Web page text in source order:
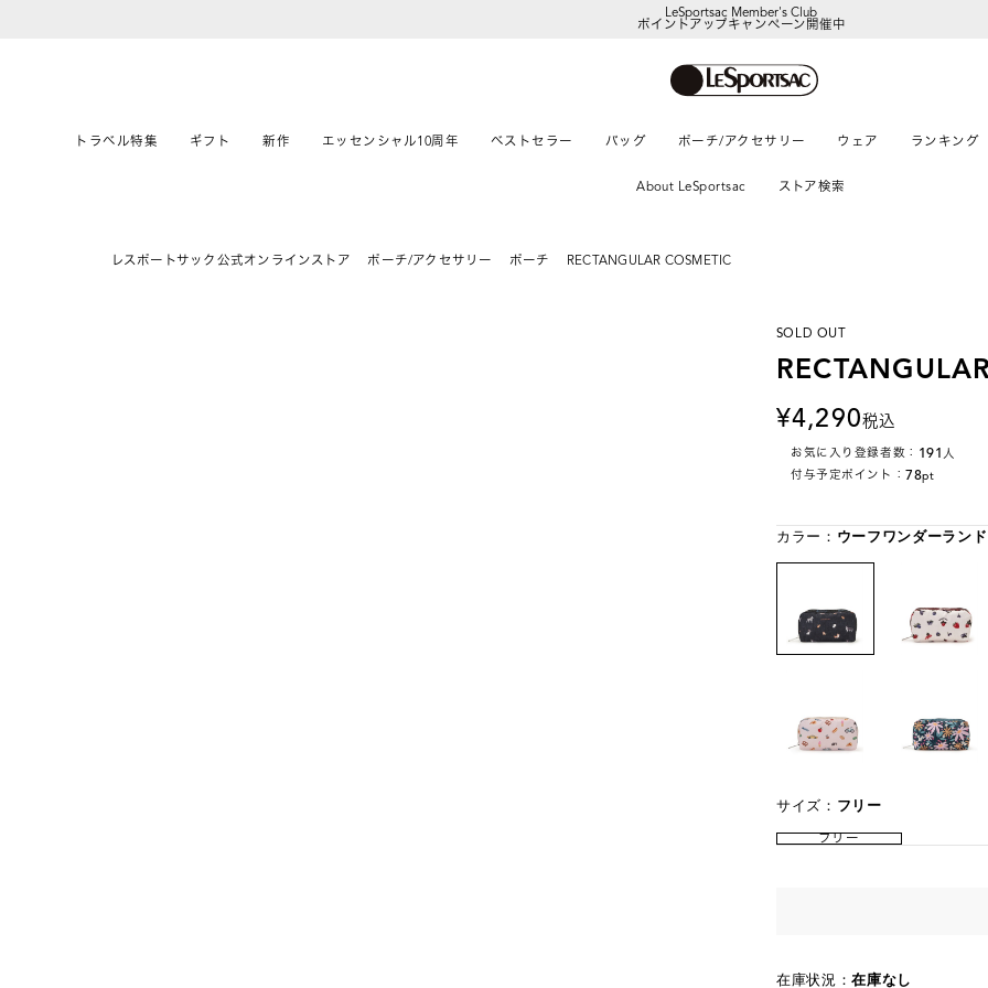
LeSportsac Member's Club
ポイントアップキャンペーン開催中
トラベル特集 ギフト 新作 エッセンシャル10周年 ベストセラー バッグ ポーチ/アクセサリー ウェア ランキング
About LeSportsac ストア検索
レスポートサック公式オンラインストア ポーチ/アクセサリー ポーチ RECTANGULAR COSMETIC
SOLD OUT
4,290税込
お気に入り登録者数： 191 人
付与予定ポイント：78pt
カラー： ウーフワンダーランド
サイズ： フリー
フリー
在庫状況：在庫なし